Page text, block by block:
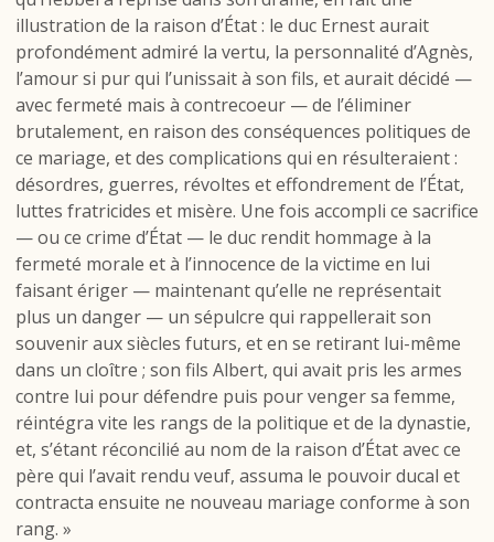
illustration de la raison d’État : le duc Ernest aurait
profondément admiré la vertu, la personnalité d’Agnès,
l’amour si pur qui l’unissait à son fils, et aurait décidé —
avec fermeté mais à contrecoeur — de l’éliminer
brutalement, en raison des conséquences politiques de
ce mariage, et des complications qui en résulteraient :
désordres, guerres, révoltes et effondrement de l’État,
luttes fratricides et misère. Une fois accompli ce sacrifice
— ou ce crime d’État — le duc rendit hommage à la
fermeté morale et à l’innocence de la victime en lui
faisant ériger — maintenant qu’elle ne représentait
plus un danger — un sépulcre qui rappellerait son
souvenir aux siècles futurs, et en se retirant lui-même
dans un cloître ; son fils Albert, qui avait pris les armes
contre lui pour défendre puis pour venger sa femme,
réintégra vite les rangs de la politique et de la dynastie,
et, s’étant réconcilié au nom de la raison d’État avec ce
père qui l’avait rendu veuf, assuma le pouvoir ducal et
contracta ensuite ne nouveau mariage conforme à son
rang. »